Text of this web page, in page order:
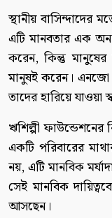
স্থানীয় বাসিন্দাদের
এটি মানবতার এক
করেন, কিন্তু
মানুষই করেন। এনজো
তাদের হারিয়ে যাওয়া
ঋশিল্পী ফাউন্ডেশনের
একটি পরিবারের
নয়, এটি মানবিক
সেই মানবিক
আসছেন।